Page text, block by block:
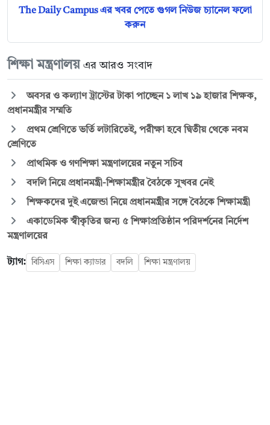
The Daily Campus এর খবর পেতে গুগল নিউজ চ্যানেল ফলো
করুন
শিক্ষা মন্ত্রণালয় এর আরও সংবাদ
অবসর ও কল্যাণ ট্রাস্টের টাকা পাচ্ছেন ১ লাখ ১৯ হাজার শিক্ষক,
প্রধানমন্ত্রীর সম্মতি
প্রথম শ্রেণিতে ভর্তি লটারিতেই, পরীক্ষা হবে দ্বিতীয় থেকে নবম
শ্রেণিতে
প্রাথমিক ও গণশিক্ষা মন্ত্রণালয়ের নতুন সচিব
বদলি নিয়ে প্রধানমন্ত্রী-শিক্ষামন্ত্রীর বৈঠকে সুখবর নেই
শিক্ষকদের দুই এজেন্ডা নিয়ে প্রধানমন্ত্রীর সঙ্গে বৈঠকে শিক্ষামন্ত্রী
একাডেমিক স্বীকৃতির জন্য ৫ শিক্ষাপ্রতিষ্ঠান পরিদর্শনের নির্দেশ
মন্ত্রণালয়ের
ট্যাগ: বিসিএস শিক্ষা ক্যাডার বদলি শিক্ষা মন্ত্রণালয়